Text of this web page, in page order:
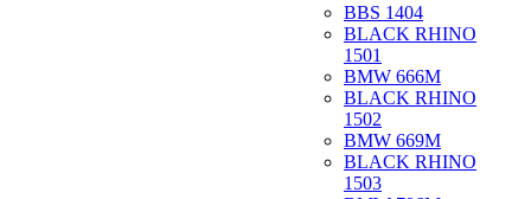
BBS 1404
BLACK RHINO
1501
BMW 666M
BLACK RHINO
1502
BMW 669M
BLACK RHINO
1503